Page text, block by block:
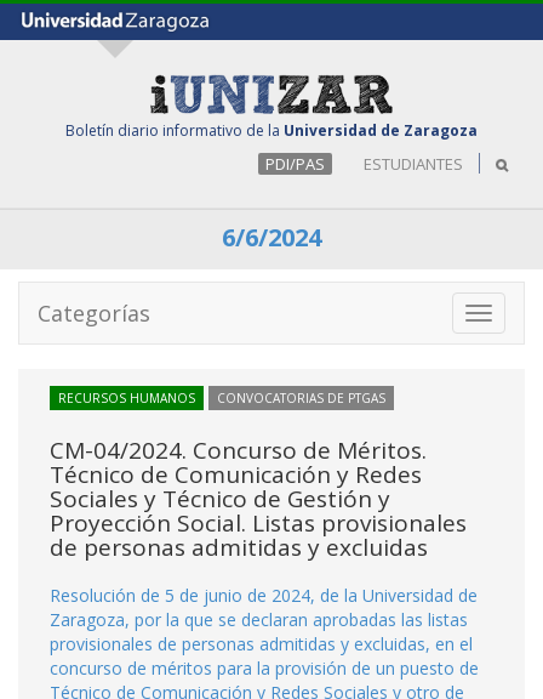
Boletín diario informativo de la Universidad de Zaragoza
PDI/PAS ESTUDIANTES
6/6/2024
Toggle
Categorías
RECURSOS HUMANOS CONVOCATORIAS DE PTGAS
CM-04/2024. Concurso de Méritos.
Técnico de Comunicación y Redes
Sociales y Técnico de Gestión y
Proyección Social. Listas provisionales
de personas admitidas y excluidas
Resolución de 5 de junio de 2024, de la Universidad de
Zaragoza, por la que se declaran aprobadas las listas
provisionales de personas admitidas y excluidas, en el
concurso de méritos para la provisión de un puesto de
Técnico de Comunicación y Redes Sociales y otro de